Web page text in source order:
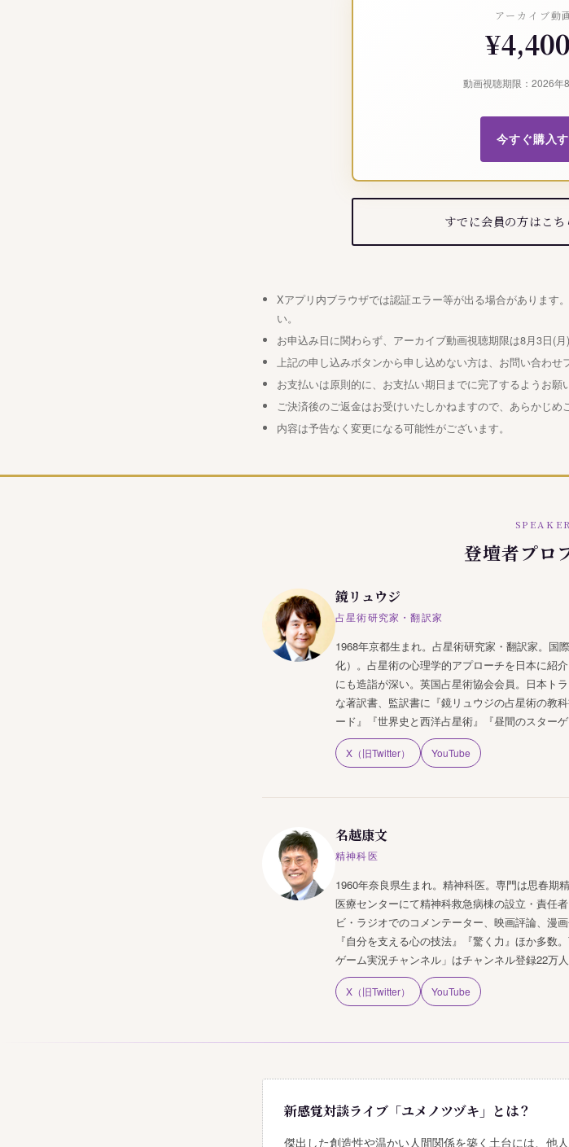
アーカイブ動
¥4,400
動画視聴期限：2026年
今すぐ購入
すでに会員の方はこ
Xアプリ内ブラウザでは認証エラー等が出る場合があります
い。
お申込み日に関わらず、アーカイブ動画視聴期限は8月3日(月
上記の申し込みボタンから申し込めない方は、お問い合わせ
お支払いは原則的に、お支払い期日までに完了するようお願
ご決済後のご返金はお受けいたしかねますので、あらかじめ
内容は予告なく変更になる可能性がございます。
登壇者プロ
鏡リュウジ
占星術研究家・翻訳家
1968年京都生まれ。占星術研究家・翻訳家。国
化）。占星術の心理学的アプローチを日本に紹
にも造詣が深い。英国占星術協会会員。日本ト
な著訳書、監訳書に『鏡リュウジの占星術の教
ード』『世界史と西洋占星術』『昼間のスター
X（旧Twitter） YouTube
名越康文
精神科医
1960年奈良県生まれ。精神科医。専門は思春期
医療センターにて精神科救急病棟の設立・責任
ビ・ラジオでのコメンテーター、映画評論、漫
『自分を支える心の技法』『驚く力』ほか多
ゲーム実況チャンネル」はチャンネル登録22万人
X（旧Twitter） YouTube
新感覚対談ライブ「ユメノツヅキ」とは？
傑出した創造性や温かい人間関係を築く土台には、他